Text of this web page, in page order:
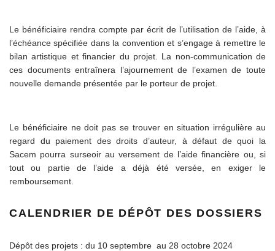
Le bénéficiaire rendra compte par écrit de l’utilisation de l’aide, à
l’échéance spécifiée dans la convention et s’engage à remettre le
bilan artistique et financier du projet. La non-communication de
ces documents entraînera l’ajournement de l’examen de toute
nouvelle demande présentée par le porteur de projet.
Le bénéficiaire ne doit pas se trouver en situation irrégulière au
regard du paiement des droits d’auteur, à défaut de quoi la
Sacem pourra surseoir au versement de l’aide financière ou, si
tout ou partie de l’aide a déjà été versée, en exiger le
remboursement.
CALENDRIER DE DÉPÔT DES DOSSIERS
Dépôt des projets : du 10 septembre au 28 octobre 2024